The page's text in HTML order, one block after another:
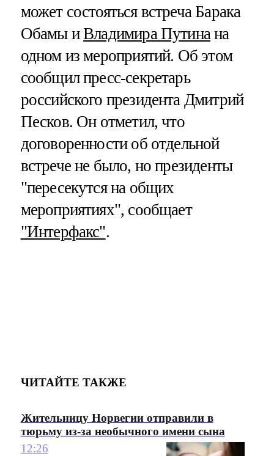
может состояться встреча Барака
Обамы иВладимира Путинана
одном из мероприятий. Об этом
сообщил пресс-секретарь
российского президента Дмитрий
Песков. Он отметил, что
договоренности об отдельной
встрече не было, но президенты
"пересекутся на общих
мероприятиях", сообщает
"Интерфакс".
ЧИТАЙТЕ ТАКЖЕ
Жительницу Норвегии отправили в
тюрьму из-за необычного имени сына
12:26